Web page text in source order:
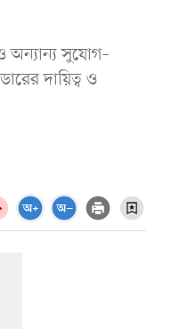
অন্যান্য সুযোগ–
দায়িত্ব ও